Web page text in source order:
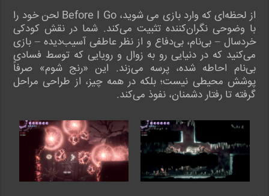
از لحظه‌ای که وارد بازی می شوید، Before I Go لحن خود را
با وضوحی نگران‌کننده تثبیت می‌کند. شما در نقش کودکی
خردسال – بی‌نام، بی‌دفاع و از نظر عاطفی آسیب‌دیده – بازی
می‌کنید که در دنیایی رو به زوال و رویایی که توسط فسادی
بی‌نام احاطه شده، پرسه می‌زند. این «رنج شوم» صرفاً
پوشش محیطی نیست؛ بلکه در همه چیز، از طراحی مراحل
گرفته تا رفتار دشمنان، نفوذ می‌کند.